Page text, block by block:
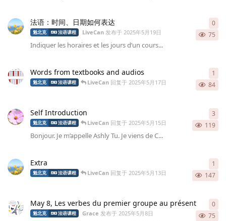
法语：时间、日期如何表达
魁北克 法语课程 LiveCan发布于 2025年5月19日 75
Indiquer les horaires et les jours d’un cours...
0
Words from textbooks and audios
魁北克 法语课程 LiveCan回复于 2025年5月17日 84
1
Self Introduction
魁北克 法语课程 LiveCan回复于 2025年5月15日 119
Bonjour. Je m’appelle Ashly Tu. Je viens de C...
3
Extra
魁北克 法语课程 LiveCan回复于 2025年5月13日 147
1
May 8, Les verbes du premier groupe au présent
魁北克 法语课程 Grace 发布于 2025年5月8日 75
0